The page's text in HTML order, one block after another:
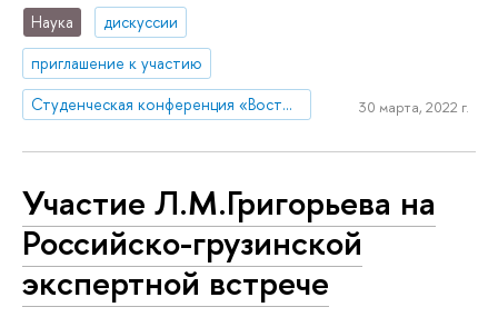
Наука
дискуссии
приглашение к участию
Студенческая конференция «Восточная перспектива»
30 марта, 2022 г.
Участие Л.М.Григорьева на
Российско-грузинской
экспертной встрече